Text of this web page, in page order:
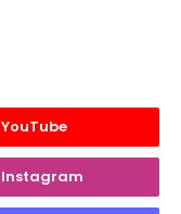
YouTube
Instagram